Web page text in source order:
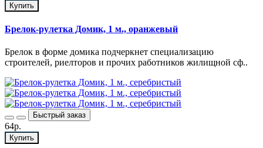
Купить
Брелок-рулетка Домик, 1 м., оранжевый
Брелок в форме домика подчеркнет специализацию
строителей, риелторов и прочих работников жилищной сф..
Быстрый заказ
64р.
Купить